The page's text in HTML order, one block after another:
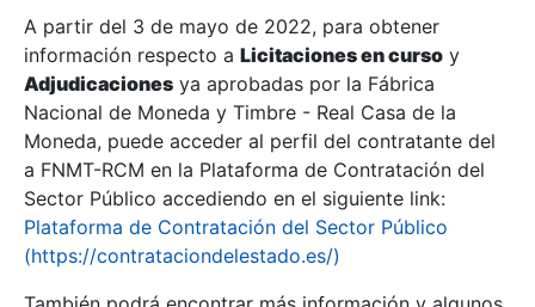
Mostrar/Ocultar
A partir del 3 de mayo de 2022, para obtener
información respecto a Licitaciones en curso y
Adjudicaciones ya aprobadas por la Fábrica
Nacional de Moneda y Timbre - Real Casa de la
Moneda, puede acceder al perfil del contratante del
a FNMT-RCM en la Plataforma de Contratación del
Sector Público accediendo en el siguiente link:
Plataforma de Contratación del Sector Público
(https://contrataciondelestado.es/)